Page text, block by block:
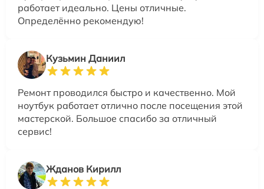
работает идеально. Цены отличные.
Определённо рекомендую!
Кузьмин Даниил
Ремонт проводился быстро и качественно. Мой
ноутбук работает отлично после посещения этой
мастерской. Большое спасибо за отличный
сервис!
Жданов Кирилл